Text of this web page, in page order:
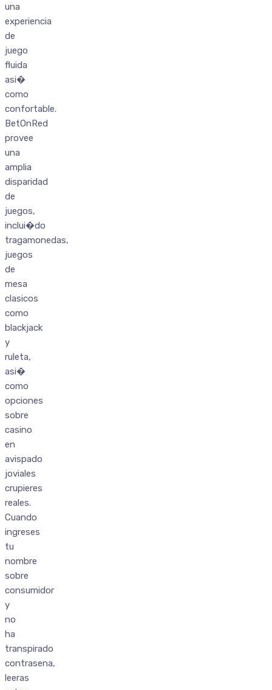
una
experiencia
de
juego
fluida
asi�
como
confortable.
BetOnRed
provee
una
amplia
disparidad
de
juegos,
inclui�do
tragamonedas,
juegos
de
mesa
clasicos
como
blackjack
y
ruleta,
asi�
como
opciones
sobre
casino
en
avispado
joviales
crupieres
reales.
Cuando
ingreses
tu
nombre
sobre
consumidor
y
no
ha
transpirado
contrasena,
leeras